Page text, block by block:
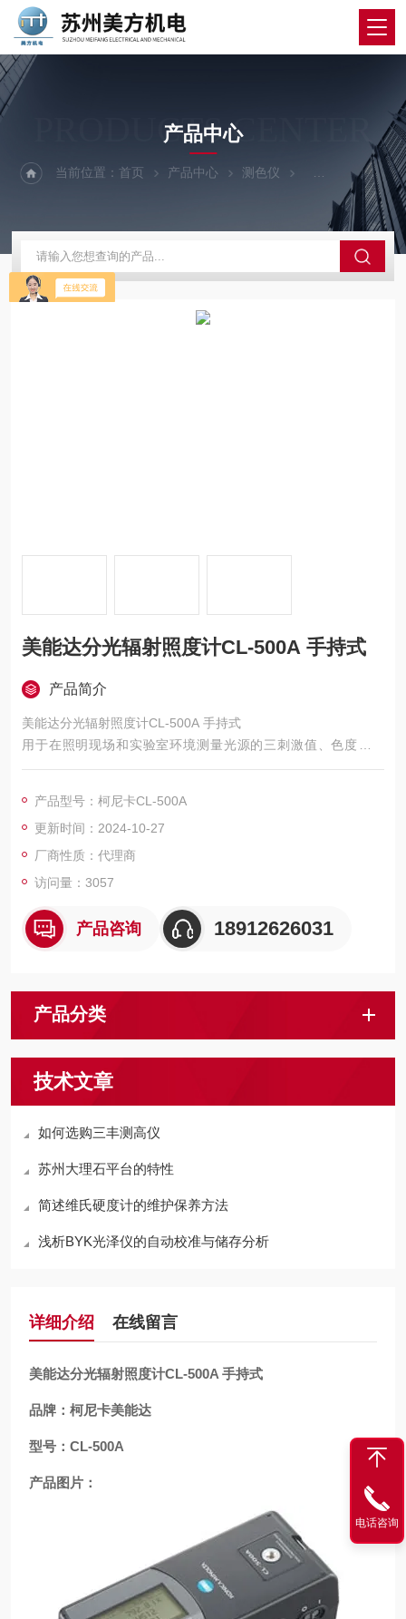
PRODUCTS CENTER
产品中心
当前位置：首页 产品中心 测色仪 美能达照度计
美能达分光辐射照度计CL-500A 手持式
产品简介
美能达分光辐射照度计CL-500A 手持式
用于在照明现场和实验室环境测量光源的三刺激值、色度、色
差、显色指数、相关色温及照度。
产品型号：柯尼卡CL-500A
更新时间：2024-10-27
厂商性质：代理商
访问量：3057
产品咨询 18912626031
产品分类
技术文章
如何选购三丰测高仪
苏州大理石平台的特性
简述维氏硬度计的维护保养方法
浅析BYK光泽仪的自动校准与储存分析
详细介绍 在线留言
美能达分光辐射照度计CL-500A 手持式
品牌：柯尼卡美能达
型号：CL-500A
产品图片：
电话咨询